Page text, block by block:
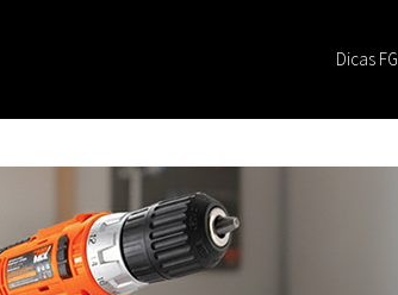
Dicas FG